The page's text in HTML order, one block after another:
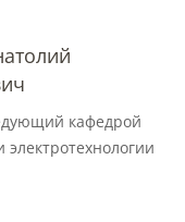
кафедрой
электротехнологии